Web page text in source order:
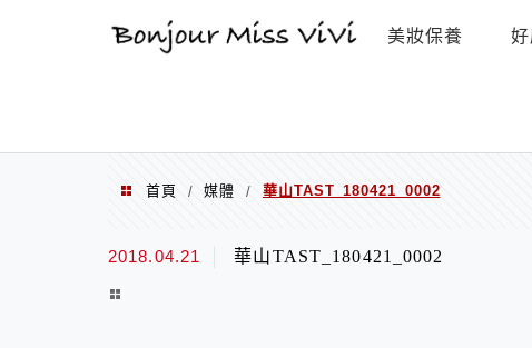
美妝保養
首頁 / 媒體 / 華山TAST_180421_0002
2018.04.21 華山TAST_180421_0002